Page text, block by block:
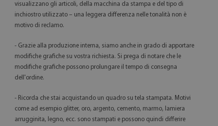
visualizzano gli articoli, della macchina da stampa e del tipo di
inchiostro utilizzato – una leggera differenza nelle tonalità non è
motivo di reclamo.
- Grazie alla produzione interna, siamo anche in grado di apportare
modifiche grafiche su vostra richiesta. Si prega di notare che le
modifiche grafiche possono prolungare il tempo di consegna
dell'ordine.
- Ricorda che stai acquistando un quadro su tela stampata. Motivi
come ad esempio glitter, oro, argento, cemento, marmo, lamiera
arrugginita, legno, ecc. sono stampati e possono quindi differire